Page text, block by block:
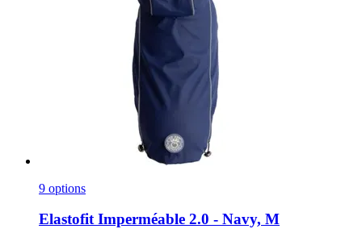
9 options
ElastofitImperméable 2.0 -​ Navy, M